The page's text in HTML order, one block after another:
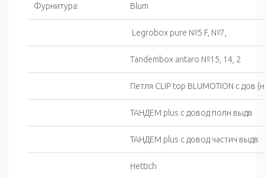
Фурнитура: Вlum
Legrobox pure №5 F, №7,
Tandembox antaro №15, 14, 2
Петля CLIP top BLUMOTION c дов
ТАНДЕМ plus с довод полн выдв
ТАНДЕМ plus с довод частич выдв
Hettich